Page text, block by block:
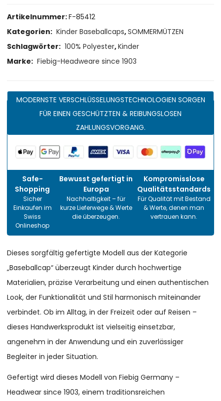
Artikelnummer:F-85412
Kategorien: Kinder Baseballcaps,SOMMERMÜTZEN
Schlagwörter: 100% Polyester,Kinder
Marke: Fiebig-Headweare since 1903
MODERNSTE VERSCHLÜSSELUNGSTECHNOLOGIEN SORGEN
FÜR EINEN GESCHÜTZTEN & REIBUNGSLOSEN
ZAHLUNGSVORGANG.
Safe-
Shopping
Sicher
Einkaufen im
Swiss
Onlineshop
Bewusst gefertigt in
Europa
Nachhaltigkeit – für
kurze Lieferwege & Werte
die überzeugen.
Kompromisslose
Qualitätsstandards
Für Qualität mit Bestand
& Werte, denen man
vertrauen kann.
Dieses sorgfältig gefertigte Modell aus der Kategorie
„Baseballcap“ überzeugt Kinder durch hochwertige
Materialien, präzise Verarbeitung und einen authentischen
Look, der Funktionalität und Stil harmonisch miteinander
verbindet. Ob im Alltag, in der Freizeit oder auf Reisen –
dieses Handwerksprodukt ist vielseitig einsetzbar,
angenehm in der Anwendung und ein zuverlässiger
Begleiter in jeder Situation.
Gefertigt wird dieses Modell von Fiebig Germany –
Headwear since 1903, einem traditionsreichen